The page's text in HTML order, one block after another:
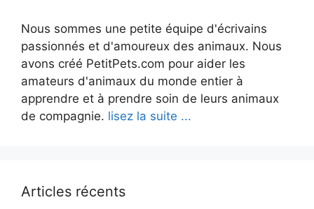
Nous sommes une petite équipe d'écrivains
passionnés et d'amoureux des animaux. Nous
avons créé PetitPets.com pour aider les
amateurs d'animaux du monde entier à
apprendre et à prendre soin de leurs animaux
de compagnie. lisez la suite ...
Articles récents